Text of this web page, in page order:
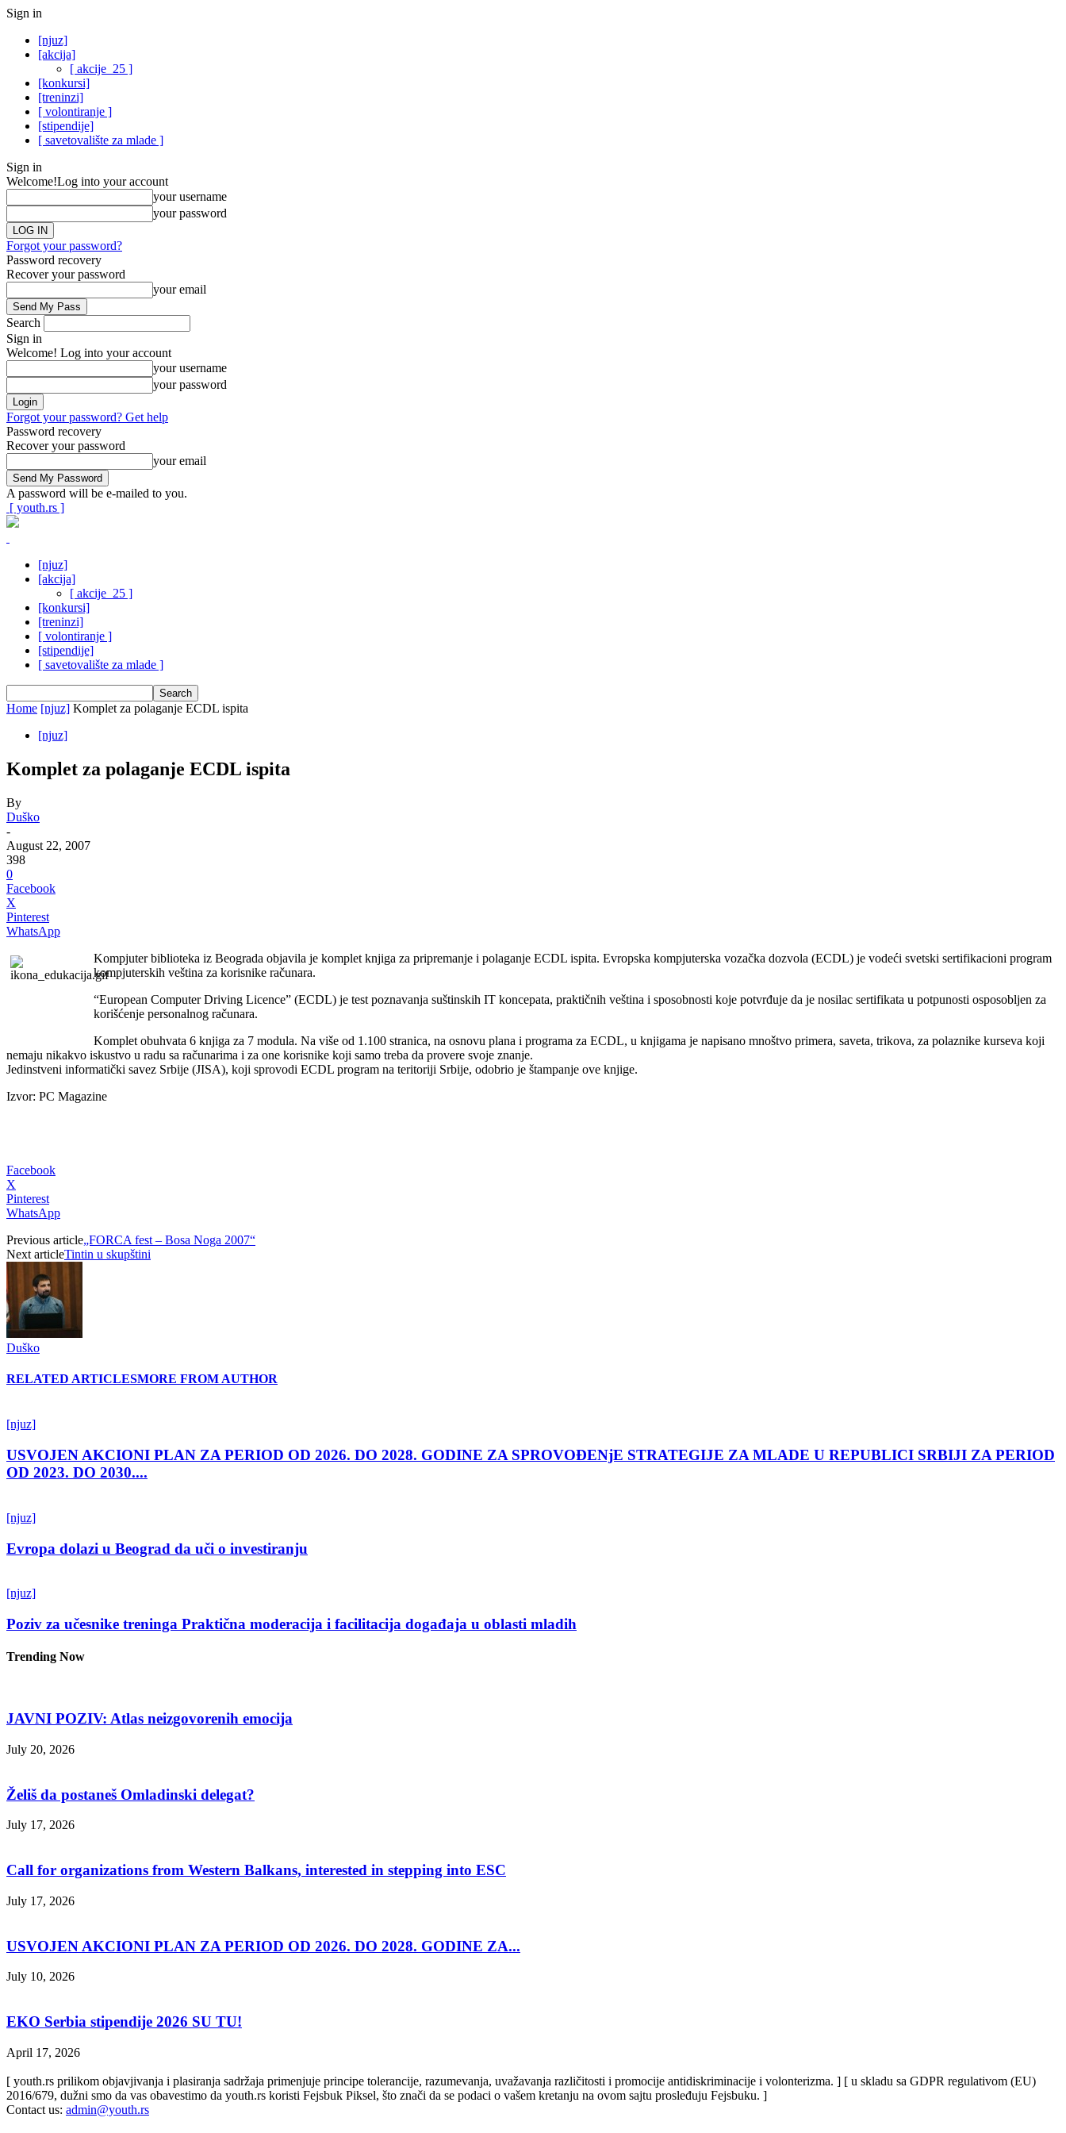
Sign in
[njuz]
[akcija]
[ akcije_25 ]
[konkursi]
[treninzi]
[ volontiranje ]
[stipendije]
[ savetovalište za mlade ]
Sign in
Welcome!Log into your account
your username
your password
Forgot your password?
Password recovery
Recover your password
your email
Search
Sign in
Welcome! Log into your account
your username
your password
Forgot your password? Get help
Password recovery
Recover your password
your email
A password will be e-mailed to you.
[ youth.rs ]
[njuz]
[akcija]
[ akcije_25 ]
[konkursi]
[treninzi]
[ volontiranje ]
[stipendije]
[ savetovalište za mlade ]
Home [njuz] Komplet za polaganje ECDL ispita
[njuz]
Komplet za polaganje ECDL ispita
By
Duško
-
August 22, 2007
398
0
Facebook
X
Pinterest
WhatsApp
Kompjuter biblioteka iz Beograda objavila je komplet knjiga za pripremanje i polaganje ECDL ispita. Evropska kompjuterska vozačka dozvola (ECDL) je vodeći svetski sertifikacioni program
kompjuterskih veština za korisnike računara.
“European Computer Driving Licence” (ECDL) je test poznavanja suštinskih IT koncepata, praktičnih veština i sposobnosti koje potvrđuje da je nosilac sertifikata u potpunosti osposobljen za
korišćenje personalnog računara.
Komplet obuhvata 6 knjiga za 7 modula. Na više od 1.100 stranica, na osnovu plana i programa za ECDL, u knjigama je napisano mnoštvo primera, saveta, trikova, za polaznike kurseva koji
nemaju nikakvo iskustvo u radu sa računarima i za one korisnike koji samo treba da provere svoje znanje.
Jedinstveni informatički savez Srbije (JISA), koji sprovodi ECDL program na teritoriji Srbije, odobrio je štampanje ove knjige.
Izvor: PC Magazine
Facebook
X
Pinterest
WhatsApp
Previous article„FORCA fest – Bosa Noga 2007“
Next articleTintin u skupštini
Duško
RELATED ARTICLESMORE FROM AUTHOR
[njuz]
USVOJEN AKCIONI PLAN ZA PERIOD OD 2026. DO 2028. GODINE ZA SPROVOĐENjE STRATEGIJE ZA MLADE U REPUBLICI SRBIJI ZA PERIOD
OD 2023. DO 2030....
[njuz]
Evropa dolazi u Beograd da uči o investiranju
[njuz]
Poziv za učesnike treninga Praktična moderacija i facilitacija događaja u oblasti mladih
Trending Now
JAVNI POZIV: Atlas neizgovorenih emocija
July 20, 2026
Želiš da postaneš Omladinski delegat?
July 17, 2026
Call for organizations from Western Balkans, interested in stepping into ESC
July 17, 2026
USVOJEN AKCIONI PLAN ZA PERIOD OD 2026. DO 2028. GODINE ZA...
July 10, 2026
EKO Serbia stipendije 2026 SU TU!
April 17, 2026
[ youth.rs prilikom objavjivanja i plasiranja sadržaja primenjuje principe tolerancije, razumevanja, uvažavanja različitosti i promocije antidiskriminacije i volonterizma. ] [ u skladu sa GDPR regulativom (EU)
2016/679, dužni smo da vas obavestimo da youth.rs koristi Fejsbuk Piksel, što znači da se podaci o vašem kretanju na ovom sajtu prosleđuju Fejsbuku. ]
Contact us: admin@youth.rs